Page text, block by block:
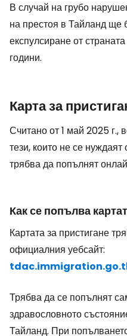
В случай на грубо
на престоя в Тайланд ще
експулсиране от
години.
Карта за
Считано от 1 май 2025 г.,
тези, които не се
трябва да попълнят
Как се попълва
Картата за пристигане
официалния уебсайт:
Трябва да се попълнят
здравословното
Тайланд. При